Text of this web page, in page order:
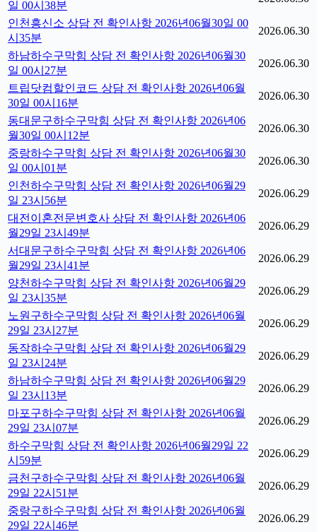
일 00시38분
인천흥신소 상담 전 확인사항 2026년06월30일 00
시35분
2026.06.30
하남하수구막힘 상담 전 확인사항 2026년06월30
일 00시27분
2026.06.30
트립닷컴할인코드 상담 전 확인사항 2026년06월
30일 00시16분
2026.06.30
동대문구하수구막힘 상담 전 확인사항 2026년06
월30일 00시12분
2026.06.30
중랑하수구막힘 상담 전 확인사항 2026년06월30
일 00시01분
2026.06.30
인천하수구막힘 상담 전 확인사항 2026년06월29
일 23시56분
2026.06.29
대전이혼전문변호사 상담 전 확인사항 2026년06
월29일 23시49분
2026.06.29
서대문구하수구막힘 상담 전 확인사항 2026년06
월29일 23시41분
2026.06.29
양천하수구막힘 상담 전 확인사항 2026년06월29
일 23시35분
2026.06.29
노원구하수구막힘 상담 전 확인사항 2026년06월
29일 23시27분
2026.06.29
동작하수구막힘 상담 전 확인사항 2026년06월29
일 23시24분
2026.06.29
하남하수구막힘 상담 전 확인사항 2026년06월29
일 23시13분
2026.06.29
마포구하수구막힘 상담 전 확인사항 2026년06월
29일 23시07분
2026.06.29
하수구막힘 상담 전 확인사항 2026년06월29일 22
시59분
2026.06.29
금천구하수구막힘 상담 전 확인사항 2026년06월
29일 22시51분
2026.06.29
중랑구하수구막힘 상담 전 확인사항 2026년06월
29일 22시46분
2026.06.29